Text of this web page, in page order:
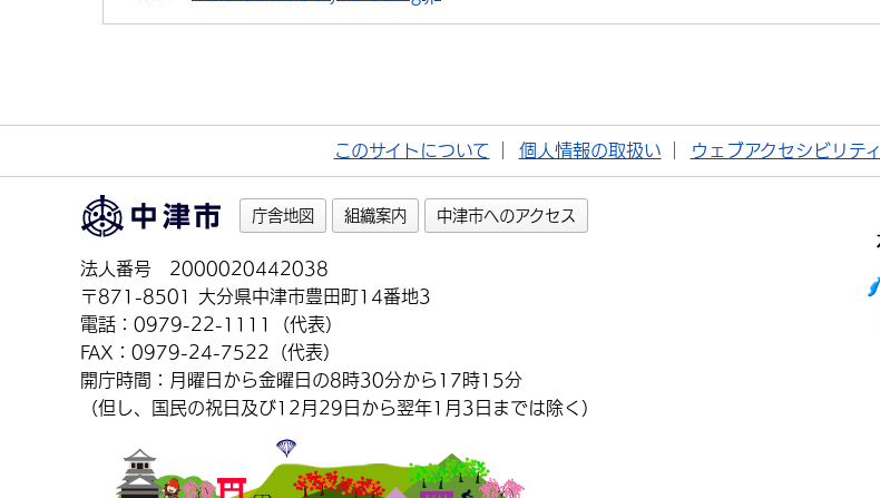
このサイトについて 個人情報の取扱い ウェブアクセシビリティ
庁舎地図 組織案内 中津市へのアクセス
法人番号 2000020442038
〒871-8501 大分県中津市豊田町14番地3
電話：0979-22-1111（代表）
FAX：0979-24-7522（代表）
開庁時間：月曜日から金曜日の8時30分から17時15分
（但し、国民の祝日及び12月29日から翌年1月3日までは除く）